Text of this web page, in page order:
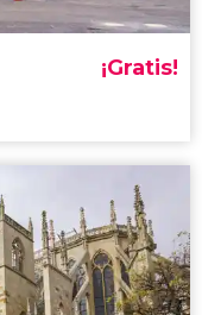
¡Gratis!